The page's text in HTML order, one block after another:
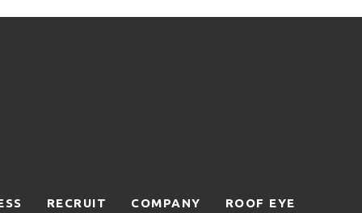
RECRUIT COMPANY ROOF EYE